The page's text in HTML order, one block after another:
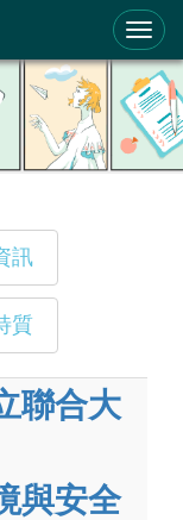
訊
質
聯合大
與安全